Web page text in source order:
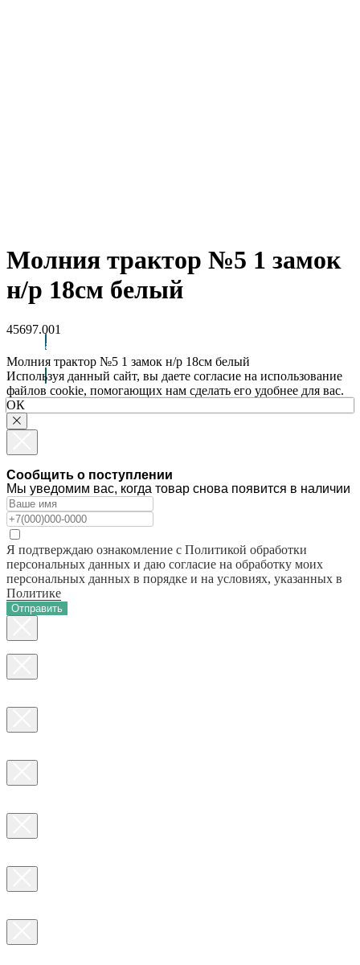
Arctic Point
Молния трактор №5 1 замок
н/р 18см белый
45697.001
Молния трактор №5 1 замок н/р 18см белый
Используя данный сайт, вы даете согласие на использование
файлов cookie, помогающих нам сделать его удобнее для вас.
ОК
Сообщить о поступлении
Мы уведомим вас, когда товар снова появится в наличии
Я подтверждаю ознакомление с Политикой обработки
персональных данных и даю согласие на обработку моих
персональных данных в порядке и на условиях, указанных в
Политике
Отправить